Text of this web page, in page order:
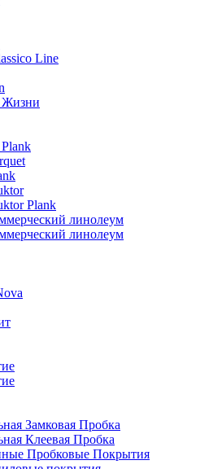
Line
Plank
линолеум
линолеум
Замковая Пробка
Клеевая Пробка
Пробковые Покрытия